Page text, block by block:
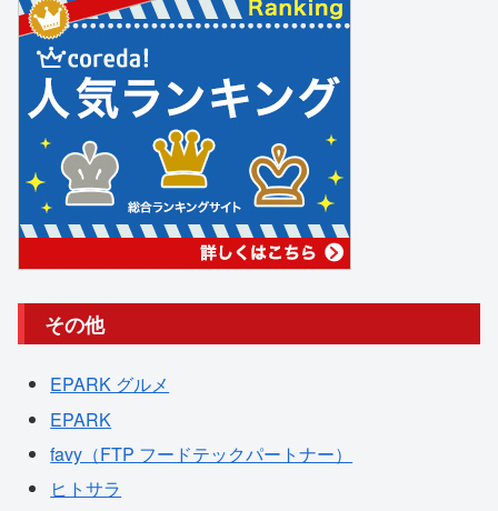
その他
EPARK グルメ
EPARK
favy（FTP フードテックパートナー）
ヒトサラ